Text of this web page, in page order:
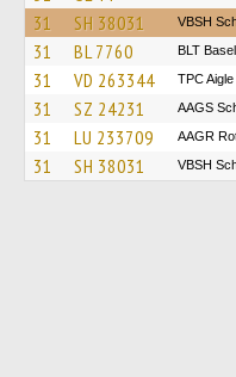
31 SH 38031 VBSH
31 BL 7760 BLT
31 VD 263344 TPC Aigle
31 SZ 24231 AAGS
31 LU 233709 AAGR
31 SH 38031 VBSH